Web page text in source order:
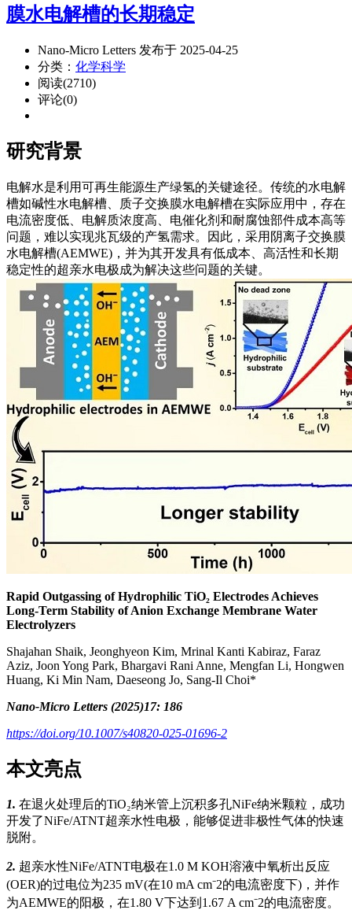
膜水电解槽的长期稳定
Nano-Micro Letters 发布于 2025-04-25
分类： 化学科学
阅读(2710)
评论(0)
研究背景
电解水是利用可再生能源生产绿氢的关键途径。传统的水电解
槽如碱性水电解槽、质子交换膜水电解槽在实际应用中，存在
电流密度低、电解质浓度高、电催化剂和耐腐蚀部件成本高等
问题，难以实现兆瓦级的产氢需求。因此，采用阴离子交换膜
水电解槽(AEMWE)，并为其开发具有低成本、高活性和长期
稳定性的超亲水电极成为解决这些问题的关键。
Rapid Outgassing of Hydrophilic TiO₂ Electrodes Achieves
Long‑Term Stability of Anion Exchange Membrane Water
Electrolyzers
Shajahan Shaik, Jeonghyeon Kim, Mrinal Kanti Kabiraz, Faraz
Aziz, Joon Yong Park, Bhargavi Rani Anne, Mengfan Li, Hongwen
Huang, Ki Min Nam, Daeseong Jo, Sang‑Il Choi*
Nano-Micro Letters (2025)17: 186
https://doi.org/10.1007/s40820-025-01696-2
本文亮点
1. 在退火处理后的TiO₂纳米管上沉积多孔NiFe纳米颗粒，成功
开发了NiFe/ATNT超亲水性电极，能够促进非极性气体的快速
脱附。
2. 超亲水性NiFe/ATNT电极在1.0 M KOH溶液中氧析出反应
(OER)的过电位为235 mV(在10 mA cm⁻2的电流密度下)，并作
为AEMWE的阳极，在1.80 V下达到1.67 A cm⁻2的电流密度。